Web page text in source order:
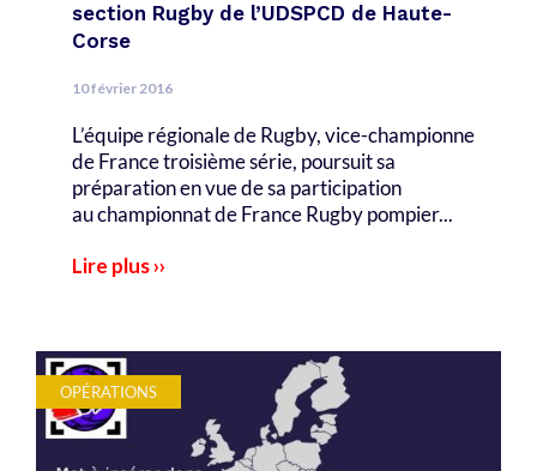
section Rugby de l’UDSPCD de Haute-
Corse
10 février 2016
L’équipe régionale de Rugby, vice-championne
de France troisième série, poursuit sa
préparation en vue de sa participation
au championnat de France Rugby pompier...
Lire plus ››
OPÉRATIONS